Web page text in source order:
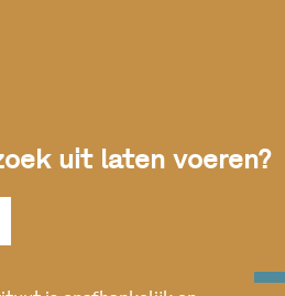
uit laten voeren?